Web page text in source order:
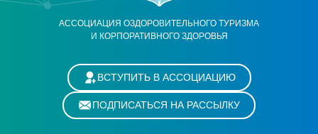
АССОЦИАЦИЯ ОЗДОРОВИТЕЛЬНОГО ТУРИЗМА
И КОРПОРАТИВНОГО ЗДОРОВЬЯ
ВСТУПИТЬ В АССОЦИАЦИЮ
ПОДПИСАТЬСЯ НА РАССЫЛКУ